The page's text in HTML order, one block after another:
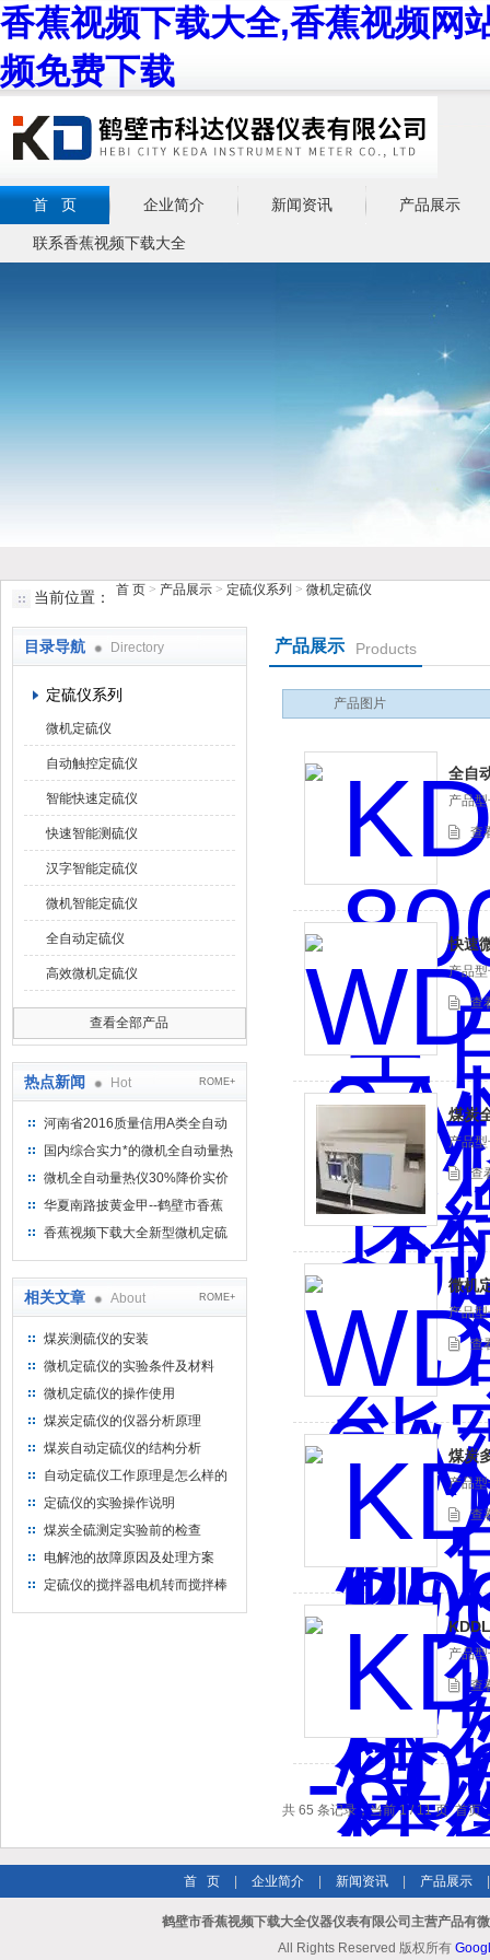
香蕉视频下载大全,香蕉视频网
频免费下载
鹤壁市香蕉视频下载大全仪器仪表有限公司
首 页 企业简介 新闻资讯 产品展示
联系香蕉视频下载大全
当前位置： 首 页 > 产品展示 > 定硫仪系列 > 微机定硫仪
目录导航 Directory
定硫仪系列
微机定硫仪
自动触控定硫仪
智能快速定硫仪
快速智能测硫仪
汉字智能定硫仪
微机智能定硫仪
全自动定硫仪
高效微机定硫仪
查看全部产品
热点新闻 Hot ROME+
河南省2016质量信用A类全自动
量热仪
国内综合实力*的微机全自动量热
仪制造企业
微机全自动量热仪30%降价实价
出售
华夏南路披黄金甲--鹤壁市香蕉
视频下载大全仪器仪表有限公司
香蕉视频下载大全新型微机定硫
相关文章 About ROME+
煤炭测硫仪的安装
微机定硫仪的实验条件及材料
微机定硫仪的操作使用
煤炭定硫仪的仪器分析原理
煤炭自动定硫仪的结构分析
自动定硫仪工作原理是怎么样的
定硫仪的实验操作说明
煤炭全硫测定实验前的检查
电解池的故障原因及处理方案
定硫仪的搅拌器电机转而搅拌棒
产品展示 Products
产品图片
全自
产品型
查
快速
产品型
查
煤炭
产品型
查
微机
产品型
查
煤炭
产品型
查
产品型
查
共 65 条记录，当前 1 / 11 页 首
首 页 企业简介 新闻资讯 产品展示
鹤壁市香蕉视频下载大全仪器仪表有限公司主营产品有
All Rights Reserved 版权所有